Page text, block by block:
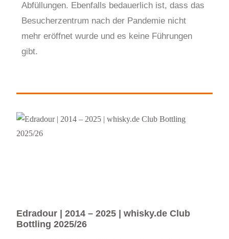
Abfüllungen. Ebenfalls bedauerlich ist, dass das
Besucherzentrum nach der Pandemie nicht
mehr eröffnet wurde und es keine Führungen
gibt.
Edradour | 2014 – 2025 | whisky.de Club
Bottling 2025/26